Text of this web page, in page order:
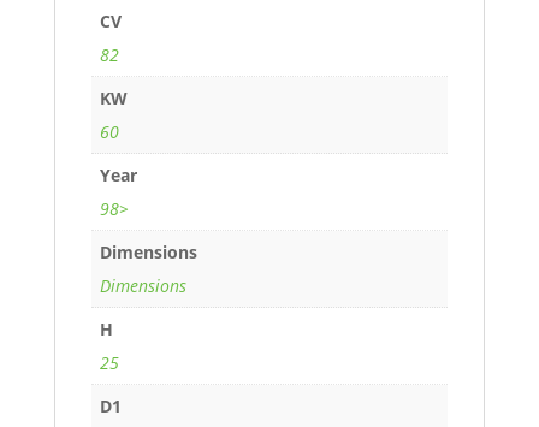
CV
82
KW
60
Year
98>
Dimensions
Dimensions
H
25
D1